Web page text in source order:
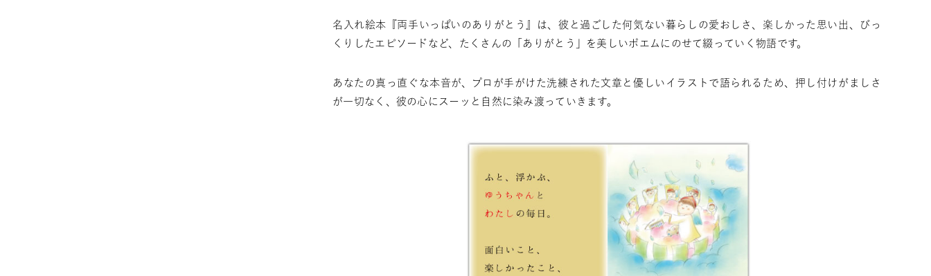
名入れ絵本『両手いっぱいのありがとう』は、彼と過ごした何気ない暮らしの愛おしさ、楽しかった思い出、びっ
くりしたエピソードなど、たくさんの「ありがとう」を美しいポエムにのせて綴っていく物語です。
あなたの真っ直ぐな本音が、プロが手がけた洗練された文章と優しいイラストで語られるため、押し付けがましさ
が一切なく、彼の心にスーッと自然に染み渡っていきます。